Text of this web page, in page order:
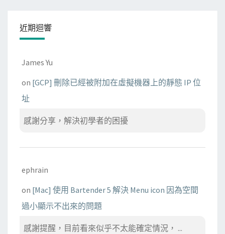
近期迴響
James Yu
on [GCP] 刪除已經被附加在虛擬機器上的靜態 IP 位
址
感謝分享，解決初學者的困擾
ephrain
on [Mac] 使用 Bartender 5 解決 Menu icon 因為空間
過小顯示不出來的問題
感謝提醒，目前看來似乎不太能確定情況， ...